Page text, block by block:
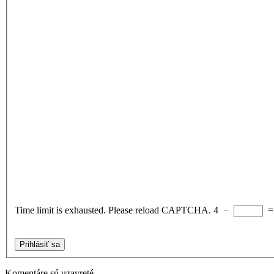
Time limit is exhausted. Please reload CAPTCHA. 4 −
Prihlásiť sa